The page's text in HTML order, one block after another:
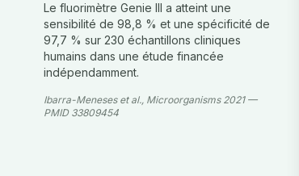
Le fluorimètre Genie III a atteint une
sensibilité de 98,8 % et une spécificité de
97,7 % sur 230 échantillons cliniques
humains dans une étude financée
indépendamment.
Ibarra-Meneses et al., Microorganisms 2021 —
PMID 33809454